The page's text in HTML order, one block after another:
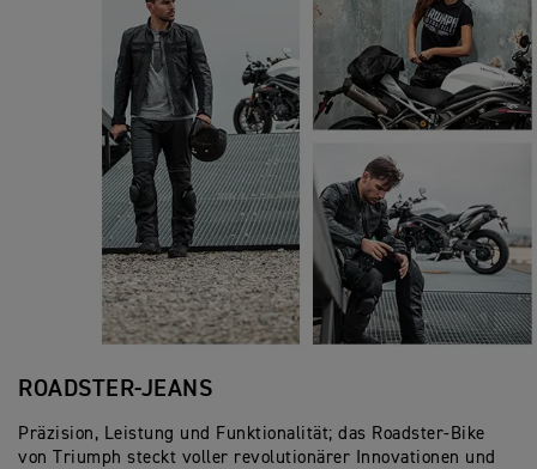
ROADSTER-JEANS
Präzision, Leistung und Funktionalität; das Roadster-Bike
von Triumph steckt voller revolutionärer Innovationen und